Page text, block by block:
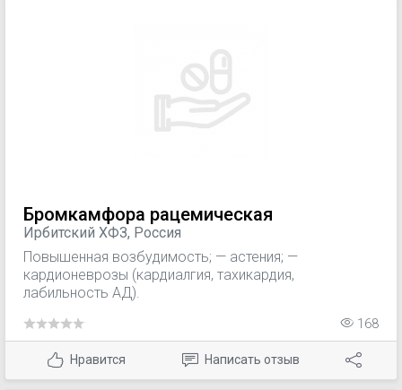
Бромкамфора рацемическая
Ирбитский ХФЗ, Россия
Повышенная возбудимость; — астения; —
кардионеврозы (кардиалгия, тахикардия,
лабильность АД).
168
Нравится Написать отзыв